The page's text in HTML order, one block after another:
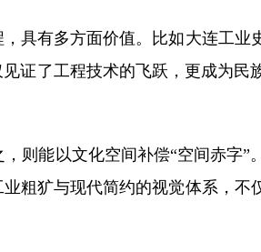
有多方面价值。比如大连工业
证了工程技术的飞跃，更成为民
能以文化空间补偿“空间赤字”
粗犷与现代简约的视觉体系，不